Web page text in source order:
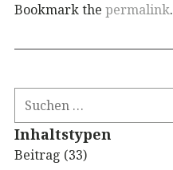
Bookmark the permalink.
Inhaltstypen
Beitrag (33)